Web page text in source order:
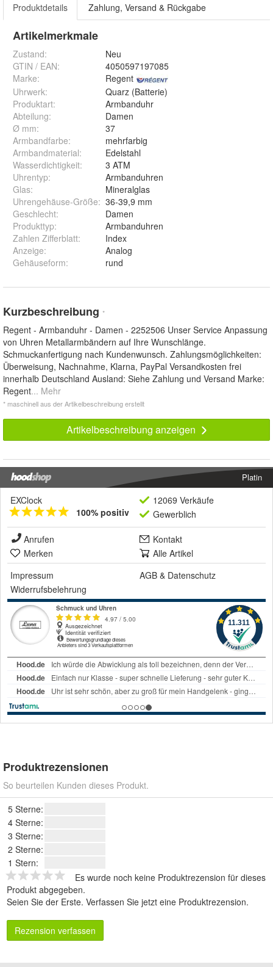
Produktdetails Zahlung, Versand & Rückgabe
Artikelmerkmale
Zustand:
Neu
GTIN / EAN:
4050597197085
Marke:
Regent
Uhrwerk:
Quarz (Batterie)
Produktart:
Armbanduhr
Abteilung:
Damen
Ø mm:
37
Armbandfarbe:
mehrfarbig
Armbandmaterial:
Edelstahl
Wasserdichtigkeit:
3 ATM
Uhrentyp:
Armbanduhren
Glas:
Mineralglas
Uhrengehäuse-Größe: 36-39,9 mm
Geschlecht:
Damen
Produkttyp:
Armbanduhren
Zahlen Zifferblatt:
Index
Anzeige:
Analog
Gehäuseform: rund
Kurzbeschreibung *
Regent - Armbanduhr - Damen - 2252506 Unser Service Anpassung
von Uhren Metallarmbändern auf Ihre Wunschlänge.
Schmuckanfertigung nach Kundenwunsch. Zahlungsmöglichkeiten:
Überweisung, Nachnahme, Klarna, PayPal Versandkosten frei
innerhalb Deutschland Ausland: Siehe Zahlung und Versand Marke:
Regent... Mehr
* maschinell aus der Artikelbeschreibung erstellt
Artikelbeschreibung anzeigen
Platin
EXClock
100% positiv
12069 Verkäufe
Gewerblich
Anrufen
Kontakt
Merken
Alle Artikel
Impressum
AGB & Datenschutz
Widerrufsbelehrung
Produktrezensionen
So beurteilen Kunden dieses Produkt.
5 Sterne:
4 Sterne:
3 Sterne:
2 Sterne:
1 Stern:
Es wurde noch keine Produktrezension für dieses
Produkt abgegeben.
Seien Sie der Erste. Verfassen Sie jetzt eine Produktrezension.
Rezension verfassen